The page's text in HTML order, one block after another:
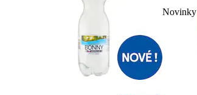
Novinky